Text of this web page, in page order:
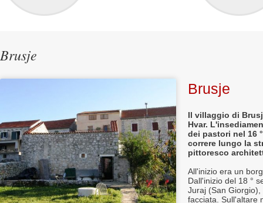
Brusje
Brusje
Il villaggio di
Hvar.
dei pastori nel 16
correre lungo la
pittoresco
All'inizio era un
Dall'inizio del 18 °
Juraj (San
facciata. Sull'altare